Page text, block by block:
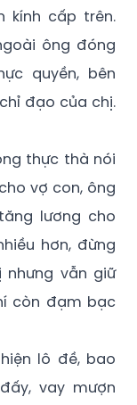
kính cấp trên.
ông đóng
quyền, bên
đạo của chị.
thực thà nói
vợ con, ông
lương cho
hơn, đừng
nhưng vẫn giữ
còn đạm bạc
lô đề, bao
vay mượn